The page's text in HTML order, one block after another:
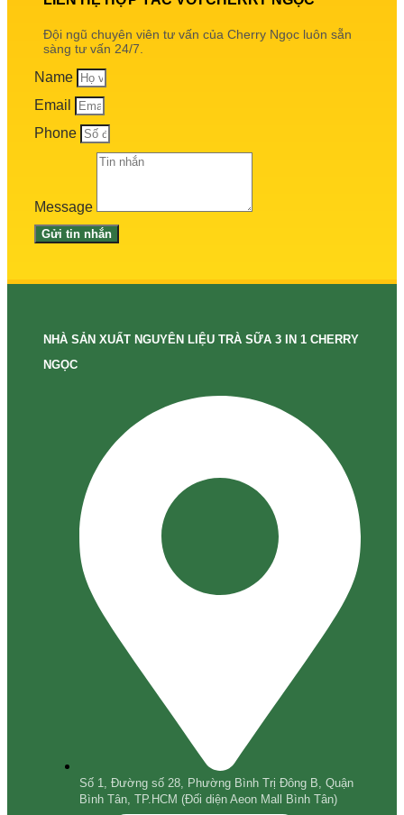
Đội ngũ chuyên viên tư vấn của Cherry Ngọc luôn sẵn
sàng tư vấn 24/7.
Name
Email
Phone
Message
Gửi tin nhắn
NHÀ SẢN XUẤT NGUYÊN LIỆU TRÀ SỮA 3 IN 1 CHERRY
NGỌC
Số 1, Đường số 28, Phường Bình Trị Đông B, Quận
Bình Tân, TP.HCM (Đối diện Aeon Mall Bình Tân)